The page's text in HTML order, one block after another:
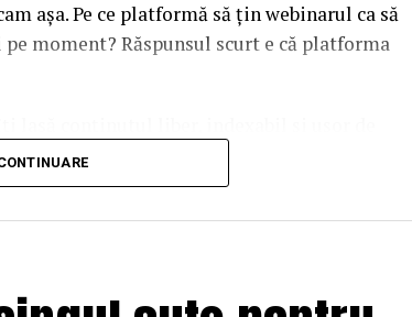
așa. Pe ce platformă să țin webinarul ca să
moment? Răspunsul scurt e că platforma
dintre opțiuni sunt mai subtile decât